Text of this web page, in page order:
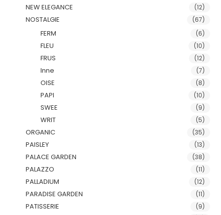
NEW ELEGANCE (12)
NOSTALGIE (67)
FERM (6)
FLEU (10)
FRUS (12)
Inne (7)
OISE (8)
PAPI (10)
SWEE (9)
WRIT (5)
ORGANIC (35)
PAISLEY (13)
PALACE GARDEN (38)
PALAZZO (11)
PALLADIUM (12)
PARADISE GARDEN (11)
PATISSERIE (9)